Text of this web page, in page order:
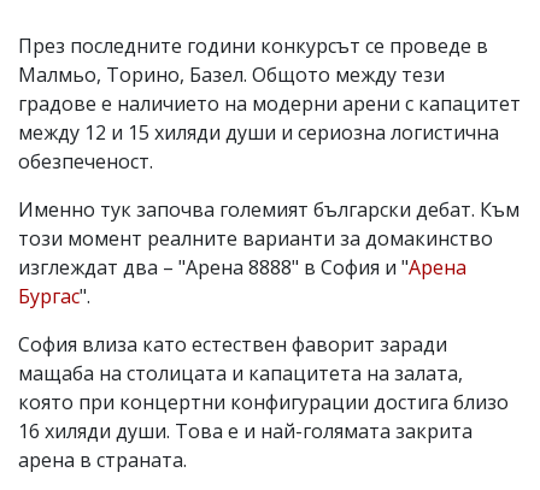
През последните години конкурсът се проведе в
Малмьо, Торино, Базел. Общото между тези
градове е наличието на модерни арени с капацитет
между 12 и 15 хиляди души и сериозна логистична
обезпеченост.
Именно тук започва големият български дебат. Към
този момент реалните варианти за домакинство
изглеждат два – "Арена 8888" в София и "Арена
Бургас".
София влиза като естествен фаворит заради
мащаба на столицата и капацитета на залата,
която при концертни конфигурации достига близо
16 хиляди души. Това е и най-голямата закрита
арена в страната.